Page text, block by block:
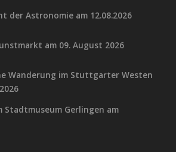
der Astronomie am 12.08.2026
am 09. August 2026
Wanderung im Stuttgarter Westen
Stadtmuseum Gerlingen am